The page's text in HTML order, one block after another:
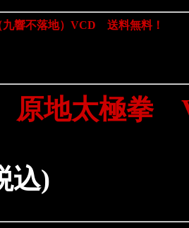
響不落地）VCD 送料無料！
原地太極拳
込)